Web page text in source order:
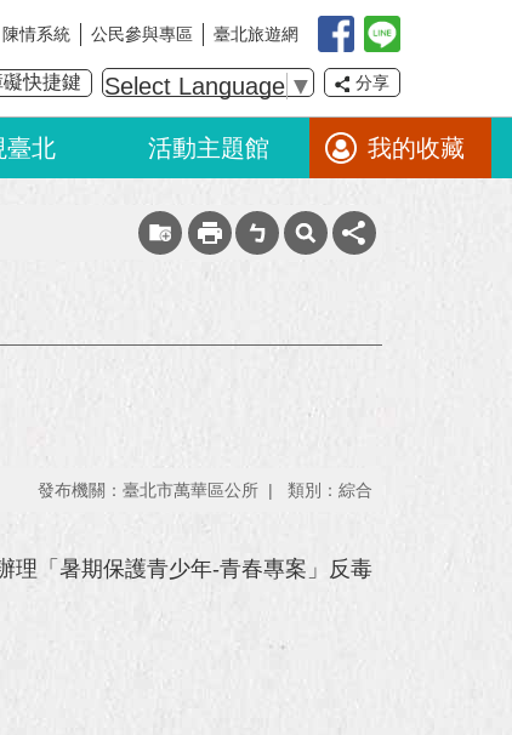
陳情系統 公民參與專區 臺北旅遊網
快捷鍵 Select Language ▼ 分享
臺北 活動主題館 我的收藏
發布機關：臺北市萬華區公所 類別：綜合
理「暑期保護青少年-青春專案」反毒